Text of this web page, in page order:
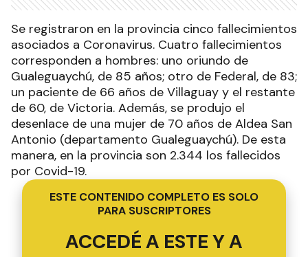
Se registraron en la provincia cinco fallecimientos
asociados a Coronavirus. Cuatro fallecimientos
corresponden a hombres: uno oriundo de
Gualeguaychú, de 85 años; otro de Federal, de 83;
un paciente de 66 años de Villaguay y el restante
de 60, de Victoria. Además, se produjo el
desenlace de una mujer de 70 años de Aldea San
Antonio (departamento Gualeguaychú). De esta
manera, en la provincia son 2.344 los fallecidos
por Covid-19.
PARA SUSCRIPTORES